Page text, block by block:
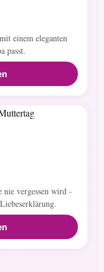
einem eleganten
passt.
nie vergessen wird -